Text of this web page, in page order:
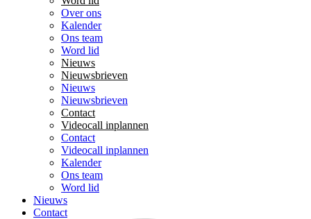
Over ons
Kalender
Ons team
Word lid
Nieuws
Nieuwsbrieven
Nieuws
Nieuwsbrieven
Contact
Videocall inplannen
Contact
Videocall inplannen
Kalender
Ons team
Word lid
Nieuws
Contact